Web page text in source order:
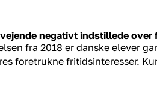
negativt indstillede
fra 2018 er danske elever
foretrukne fritidsinteresser.